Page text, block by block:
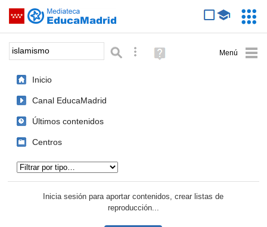
Saltar navegación
Palabra o frase: Búsqueda avanzada
Ayuda
(en
Inicio
Canal EducaMadrid
Últimos contenidos
Centros
Inicia sesión para aportar contenidos, crear listas de
reproducción...